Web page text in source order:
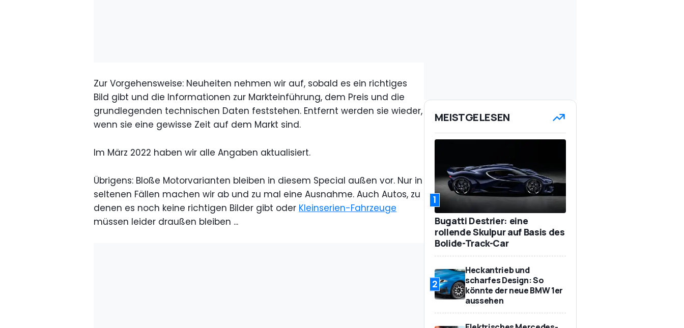
Zur Vorgehensweise: Neuheiten nehmen wir auf, sobald es ein richtiges
Bild gibt und die Informationen zur Markteinführung, dem Preis und die
grundlegenden technischen Daten feststehen. Entfernt werden sie wieder,
wenn sie eine gewisse Zeit auf dem Markt sind.
Im März 2022 haben wir alle Angaben aktualisiert.
Übrigens: Bloße Motorvarianten bleiben in diesem Special außen vor. Nur in
seltenen Fällen machen wir ab und zu mal eine Ausnahme. Auch Autos, zu
denen es noch keine richtigen Bilder gibt oder Kleinserien-Fahrzeuge
müssen leider draußen bleiben ...
MEISTGELESEN
1
Bugatti Destrier: eine
rollende Skulpur auf Basis des
Bolide-Track-Car
2
Heckantrieb und
scharfes Design: So
könnte der neue BMW 1er
aussehen